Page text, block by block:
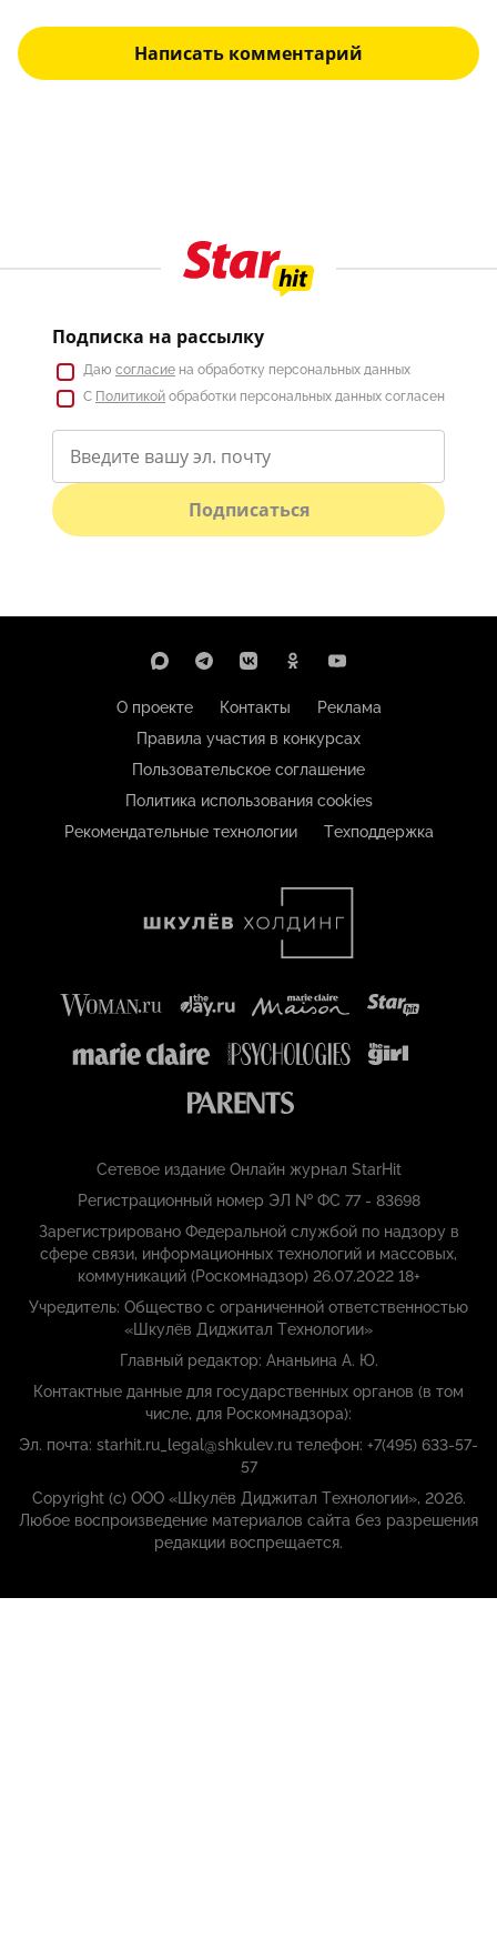
Написать комментарий
Подписка на рассылку
Даю согласие на обработку персональных данных
С Политикой обработки персональных данных согласен
Подписаться
О проекте Контакты
Реклама
Правила участия в конкурсах
Пользовательское соглашение
Политика использования cookies
Рекомендательные технологии
Техподдержка
Сетевое издание Онлайн журнал StarHit
Регистрационный номер ЭЛ № ФС 77 - 83698
Зарегистрировано Федеральной службой по надзору в
сфере связи, информационных технологий и массовых,
коммуникаций (Роскомнадзор) 26.07.2022 18+
Учредитель: Общество с ограниченной ответственностью
«Шкулёв Диджитал Технологии»
Главный редактор: Ананьина А. Ю.
Контактные данные для государственных органов (в том
числе, для Роскомнадзора):
Эл. почта: starhit.ru_legal@shkulev.ru телефон: +7(495) 633-57-
57
Copyright (с) ООО «Шкулёв Диджитал Технологии», 2026.
Любое воспроизведение материалов сайта без разрешения
редакции воспрещается.